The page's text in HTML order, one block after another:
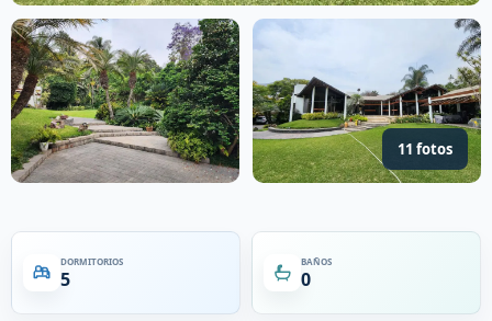
11 fotos
DORMITORIOS
5
BAÑOS
0